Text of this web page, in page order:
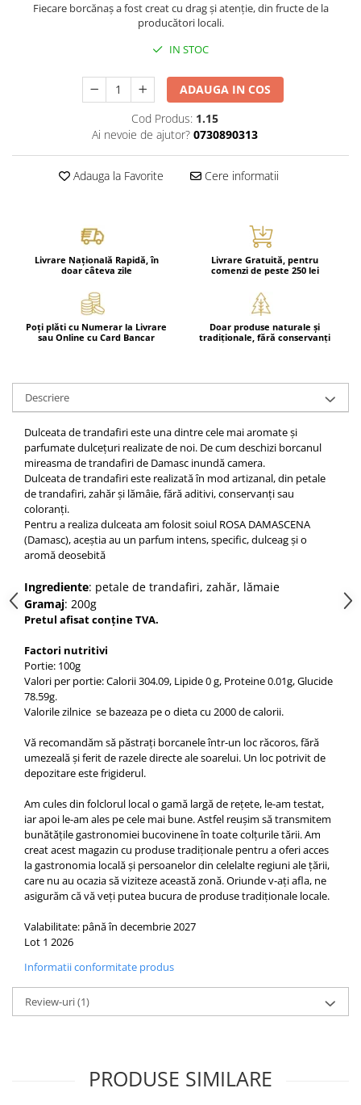
Fiecare borcănaș a fost creat cu drag și atenție, din fructe de la
producători locali.
IN STOC
ADAUGA IN COS
Cod Produs: 1.15
Ai nevoie de ajutor? 0730890313
Adauga la Favorite Cere informatii
Livrare Națională Rapidă, în
doar câteva zile
Livrare Gratuită, pentru
comenzi de peste 250 lei
Poți plăti cu Numerar la Livrare
sau Online cu Card Bancar
Doar produse naturale și
tradiționale, fără conservanți
Descriere
Dulceata de trandafiri este una dintre cele mai aromate și
parfumate dulcețuri realizate de noi. De cum deschizi borcanul
mireasma de trandafiri de Damasc inundă camera.
Dulceata de trandafiri este realizată în mod artizanal, din petale
de trandafiri, zahăr și lămâie, fără aditivi, conservanți sau
coloranți.
Pentru a realiza dulceata am folosit soiul ROSA DAMASCENA
(Damasc), aceștia au un parfum intens, specific, dulceag și o
aromă deosebită
Ingrediente: petale de trandafiri, zahăr, lămaie
Gramaj: 200g
Pretul afisat conține TVA.
Factori nutritivi
Portie: 100g
Valori per portie: Calorii304.09, Lipide 0 g, Proteine 0.01g, Glucide
78.59g.
Valorile zilnice se bazeaza pe o dieta cu 2000 de calorii.
Vă recomandăm să păstrați borcanele într-un loc răcoros, fără
umezeală și ferit de razele directe ale soarelui. Un loc potrivit de
depozitare este frigiderul.
Am cules din folclorul local o gamă largă de rețete, le-am testat,
iar apoi le-am ales pe cele mai bune. Astfel reușim să transmitem
bunătățile gastronomiei bucovinene în toate colțurile tării. Am
creat acest magazin cu produse tradiționale pentru a oferi acces
la gastronomia locală și persoanelor din celelalte regiuni ale țării,
care nu au ocazia să viziteze această zonă. Oriunde v-ați afla, ne
asigurăm că vă veți putea bucura de produse tradiționale locale.
Valabilitate: până în decembrie 2027
Lot 1 2026
Informatii conformitate produs
Review-uri(1)
PRODUSE SIMILARE